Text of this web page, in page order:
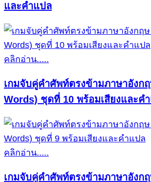
และคำแปล
คลิกอ่าน.....
เกมจับคู่คำศัพท์ตรงข้ามภาษาอังก
Words) ชุดที่ 10 พร้อมเสียงและค
คลิกอ่าน.....
เกมจับคู่คำศัพท์ตรงข้ามภาษาอังก